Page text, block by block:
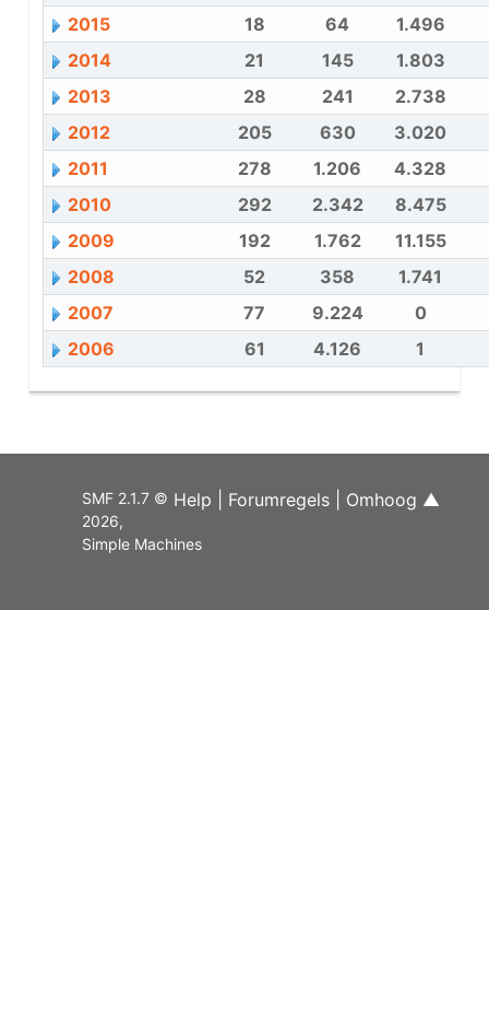
2015
18 64
1.496
2014
21 145
1.803
2013
28 241
2.738
2012
205 630
3.020
2011
278 1.206
4.328
2010
292 2.342
8.475
2009
192 1.762
11.155
2008
52 358
1.741
2007
77 9.224
0
2006
61 4.126 1
Help Forumregels Omhoog ▲
SMF 2.1.7 ©
2026,
Simple Machines